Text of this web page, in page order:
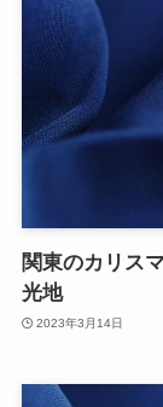
関東のカリス
光地
2023年3月14日